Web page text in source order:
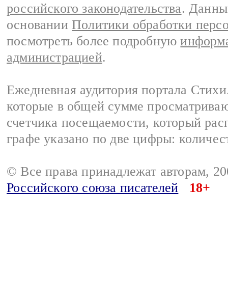
российского законодательства.
основании Политики обработки
посмотреть более подробную
администрацией.
Ежедневная аудитория портала
которые в общей сумме
счетчика посещаемости, который
графе указано по две цифры:
© Все права принадлежат авторам,
Российского союза писателей
18+